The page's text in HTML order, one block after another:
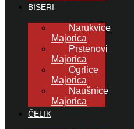
BISERI
Narukvice
Majorica
Prstenovi
Majorica
Ogrlice
Majorica
Naušnice
Majorica
ČELIK